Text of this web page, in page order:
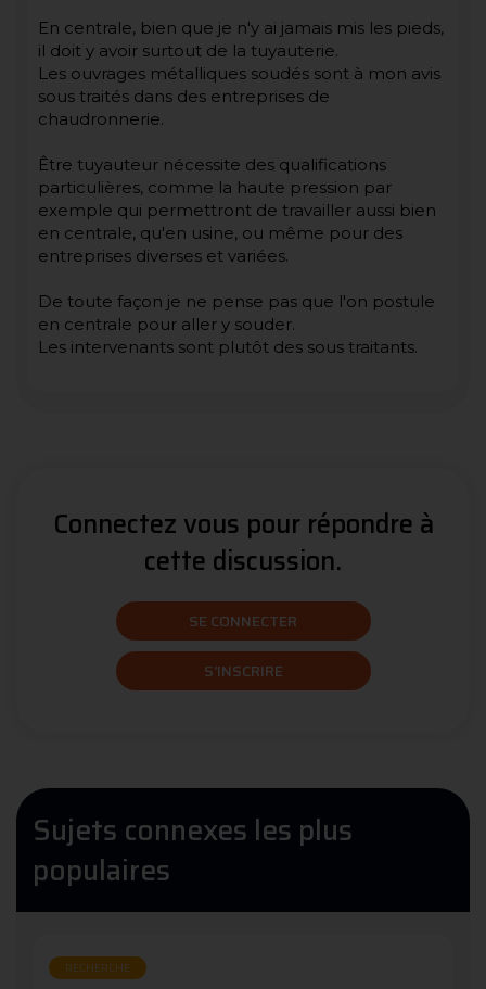
En centrale, bien que je n'y ai jamais mis les pieds,
il doit y avoir surtout de la tuyauterie.
Les ouvrages métalliques soudés sont à mon avis
sous traités dans des entreprises de
chaudronnerie.
Être tuyauteur nécessite des qualifications
particulières, comme la haute pression par
exemple qui permettront de travailler aussi bien
en centrale, qu'en usine, ou même pour des
entreprises diverses et variées.
De toute façon je ne pense pas que l'on postule
en centrale pour aller y souder.
Les intervenants sont plutôt des sous traitants.
Connectez vous pour répondre à
cette discussion.
SE CONNECTER
S'INSCRIRE
Sujets connexes les plus
populaires
RECHERCHE